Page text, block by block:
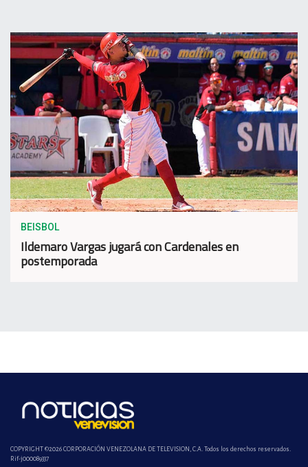
BEISBOL
Ildemaro Vargas jugará con Cardenales en
postemporada
COPYRIGHT ©2026 CORPORACIÓN VENEZOLANA DE TELEVISION, C.A. Todos los derechos reservados.
Rif-j000089337